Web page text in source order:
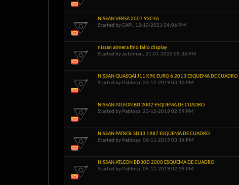
NISSAN VERSA 2007 93C46
Started byCAPI , 12-10-2021 04:06 PM
nissan almera tino fallo display
Started byautoman, 21-01-2020 05:36 PM
NISSAN QUASQAI J11 K9K EURO 6 2013 ESQUEMA DE CUADRO
Started by Pablosp, 23-12-2019 03:13 PM
NISSAN ATLEON BD 2002 ESQUEMA DE CUADRO
Started by Pablosp, 23-12-2019 02:59 PM
NISSAN PATROL SD33 1987 ESQUEMA DE CUADRO
Started by Pablosp, 06-11-2019 03:14 PM
NISSAN ATLEON BD30D 2000 ESQUEMA DE CUADRO
Started by Pablosp, 05-11-2019 02:35 PM